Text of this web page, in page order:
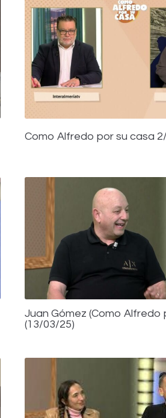
Como Alfredo por su casa
Juan Gómez (Como Alfredo
(13/03/25)